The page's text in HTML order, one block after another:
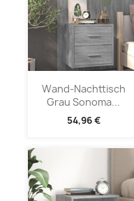
Wand-Nachttisch
Grau Sonoma...
54,96 €